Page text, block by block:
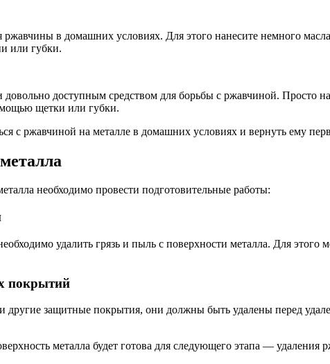
в домашних условиях. Для этого нанесите немного
или губки.
доступным средством для борьбы с ржавчиной. Просто
щетки или губки.
с ржавчиной на металле в домашних условиях и вернуть ему
необходимо провести подготовительные работы:
удалить грязь и пыль с поверхности металла. Для
покрытий
другие защитные покрытия, они должны быть удалены перед
металла будет готова для следующего этапа — удаления